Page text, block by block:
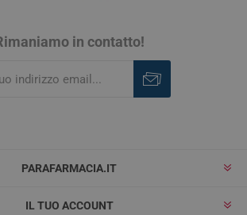
in contatto!
PARAFARMACIA.IT
IL TUO ACCOUNT